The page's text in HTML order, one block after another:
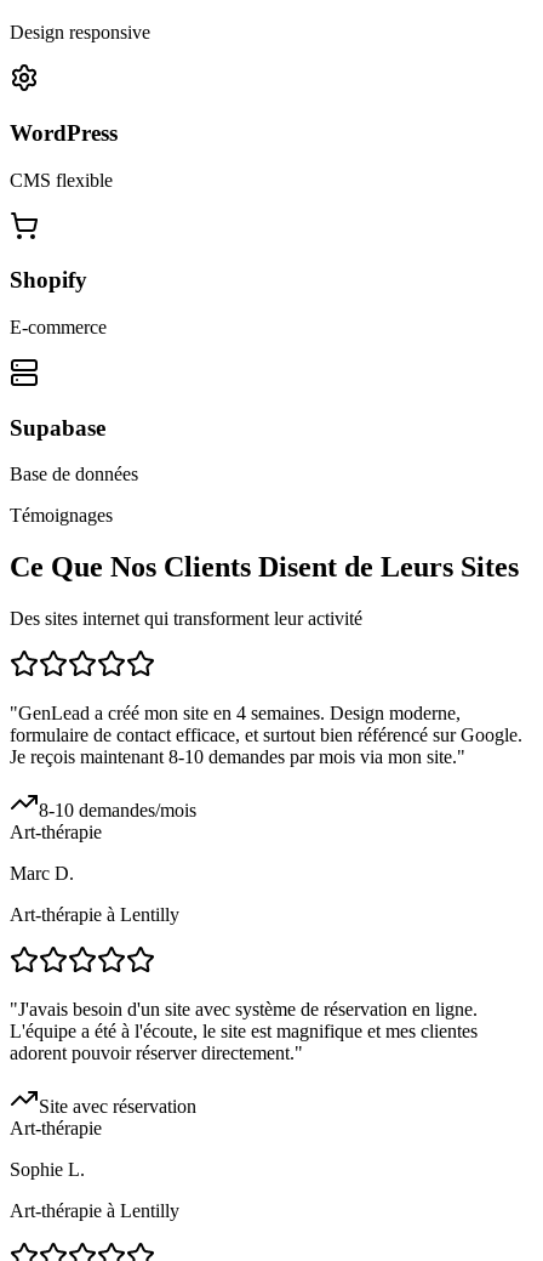
Design responsive
WordPress
CMS flexible
Shopify
E-commerce
Supabase
Base de données
Témoignages
Ce Que Nos Clients Disent de Leurs Sites
Des sites internet qui transforment leur activité
"GenLead a créé mon site en 4 semaines. Design moderne,
formulaire de contact efficace, et surtout bien référencé sur Google.
Je reçois maintenant 8-10 demandes par mois via mon site."
8-10 demandes/mois
Art-thérapie
Marc D.
Art-thérapie à Lentilly
"J'avais besoin d'un site avec système de réservation en ligne.
L'équipe a été à l'écoute, le site est magnifique et mes clientes
adorent pouvoir réserver directement."
Site avec réservation
Art-thérapie
Sophie L.
Art-thérapie à Lentilly